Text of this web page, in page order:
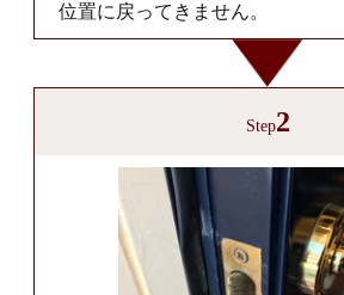
位置に戻ってきません。
Step2